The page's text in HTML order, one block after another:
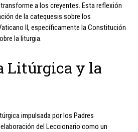
a los creyentes. Esta reflexión
de la catequesis sobre los
II, específicamente la Constitución
la liturgia.
Litúrgica y la
impulsada por los Padres
del Leccionario como un